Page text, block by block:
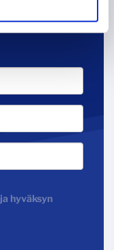
ja hyväksyn